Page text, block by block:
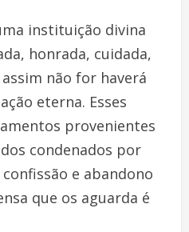
instituição divina
honrada, cuidada,
não for haverá
eterna. Esses
provenientes
condenados por
e abandono
que os aguarda é